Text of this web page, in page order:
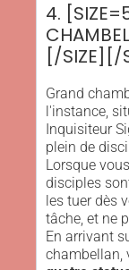
4.
[/SIZE][/
Grand
l'instance,
Inquisiteur
plein de
Lorsque
disciples
les tuer dès
tâche, et ne
En arrivant
chambellan,